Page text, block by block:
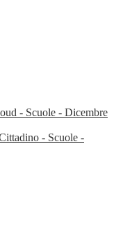
- Scuole - Dicembre
- Scuole -